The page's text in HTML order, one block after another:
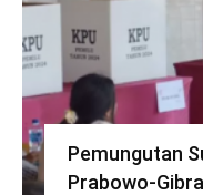
Pemungutan
Prabowo-